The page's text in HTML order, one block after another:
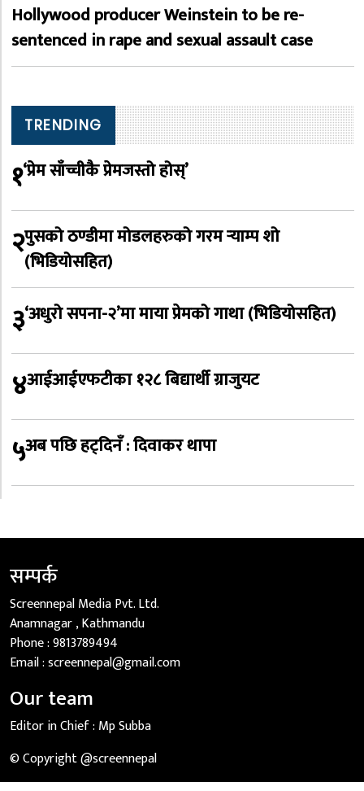
Hollywood producer Weinstein to be re-
sentenced in rape and sexual assault case
TRENDING
१‘प्रेम साँच्चीकै प्रेमजस्तो होस्’
२पुसको ठण्डीमा मोडलहरुको गरम र्‍याम्प शो
(भिडियोसहित)
३‘अधुरो सपना-२’मा माया प्रेमको गाथा (भिडियोसहित)
४आईआईएफटीका १२८ बिद्यार्थी ग्राजुयट
५अब पछि हट्दिनँ : दिवाकर थापा
सम्पर्क
Screennepal Media Pvt. Ltd.
Anamnagar , Kathmandu
Phone :9813789494
Email :screennepal@gmail.com
Our team
Editor in Chief : Mp Subba
© Copyright @screennepal